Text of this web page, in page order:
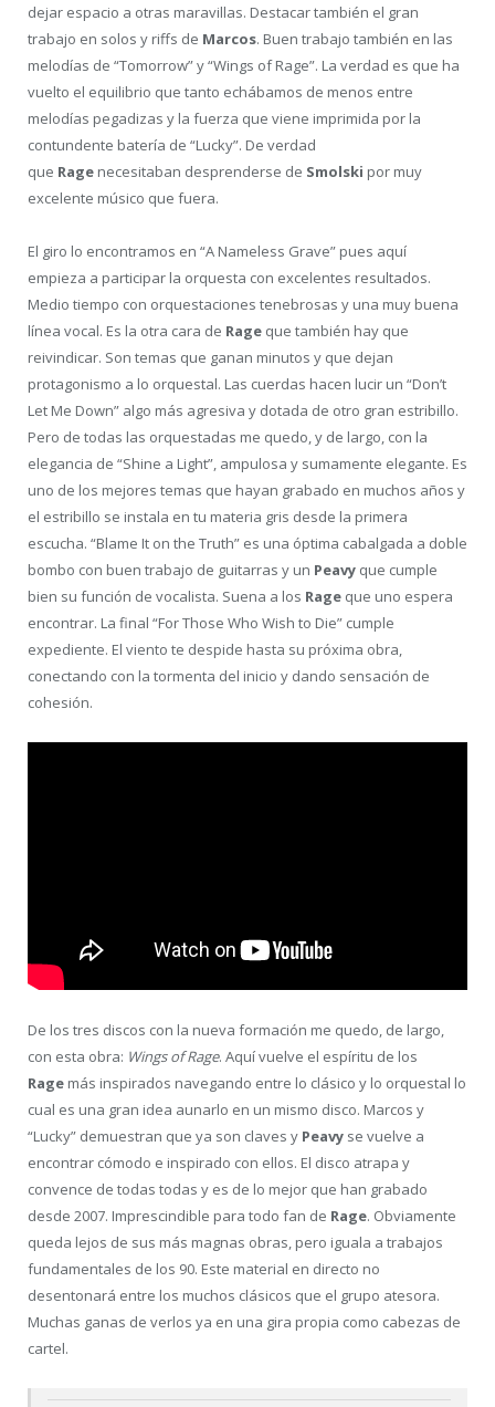
dejar espacio a otras maravillas. Destacar también el gran
trabajo en solos y riffs de Marcos. Buen trabajo también en las
melodías de “Tomorrow” y “Wings of Rage”. La verdad es que ha
vuelto el equilibrio que tanto echábamos de menos entre
melodías pegadizas y la fuerza que viene imprimida por la
contundente batería de “Lucky”. De verdad
que Rage necesitaban desprenderse de Smolski por muy
excelente músico que fuera.
El giro lo encontramos en “A Nameless Grave” pues aquí
empieza a participar la orquesta con excelentes resultados.
Medio tiempo con orquestaciones tenebrosas y una muy buena
línea vocal. Es la otra cara de Rage que también hay que
reivindicar. Son temas que ganan minutos y que dejan
protagonismo a lo orquestal. Las cuerdas hacen lucir un “Don’t
Let Me Down” algo más agresiva y dotada de otro gran estribillo.
Pero de todas las orquestadas me quedo, y de largo, con la
elegancia de “Shine a Light”, ampulosa y sumamente elegante. Es
uno de los mejores temas que hayan grabado en muchos años y
el estribillo se instala en tu materia gris desde la primera
escucha. “Blame It on the Truth” es una óptima cabalgada a doble
bombo con buen trabajo de guitarras y un Peavy que cumple
bien su función de vocalista. Suena a los Rage que uno espera
encontrar. La final “For Those Who Wish to Die” cumple
expediente. El viento te despide hasta su próxima obra,
conectando con la tormenta del inicio y dando sensación de
cohesión.
De los tres discos con la nueva formación me quedo, de largo,
con esta obra: Wings of Rage. Aquí vuelve el espíritu de los
Rage más inspirados navegando entre lo clásico y lo orquestal lo
cual es una gran idea aunarlo en un mismo disco. Marcos y
“Lucky” demuestran que ya son claves y Peavy se vuelve a
encontrar cómodo e inspirado con ellos. El disco atrapa y
convence de todas todas y es de lo mejor que han grabado
desde 2007. Imprescindible para todo fan de Rage. Obviamente
queda lejos de sus más magnas obras, pero iguala a trabajos
fundamentales de los 90. Este material en directo no
desentonará entre los muchos clásicos que el grupo atesora.
Muchas ganas de verlos ya en una gira propia como cabezas de
cartel.